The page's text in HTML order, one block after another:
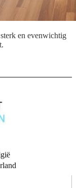
en evenwichtig